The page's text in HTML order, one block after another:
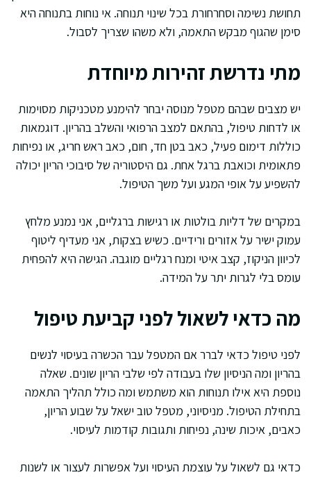
תחושת נשימה וסחרחורת בכל שינוי תנוחה. אי נוחות בתנוחה היא
סימן שהגוף מבקש התאמה, ולא משהו שצריך לסבול.
מתי נדרשת זהירות מיוחדת
יש מצבים שבהם מטפל מנוסה יבחר להימנע מטכניקות מסוימות
או לדחות טיפול, בהתאם למצב הרפואי והשלב בהריון. דוגמאות
כוללות דימום פעיל, כאב בטן חד, חום, כאב ראש חריג, או נפיחות
פתאומית וכואבת ברגל אחת. גם היסטוריה של סיבוכי הריון יכולה
להשפיע על אופי המגע ועל משך הטיפול.
במקרים של דליות בולטות או רגישות ברגליים, אני נמנע מלחץ
עמוק ישיר על אזורים ורידיים. כשיש בצקות, אני מעדיף ליטוף
לכיוון הניקוז, קצב איטי ומנח רגליים מוגבה. הגישה היא להפחית
עומס בלי לגרות יתר על המידה.
מה כדאי לשאול לפני קביעת טיפול
לפני טיפול כדאי לברר אם המטפל עבר הכשרה בעיסוי לנשים
בהריון ומה הניסיון שלו בעבודה לפי שלבי הריון שונים. שאלה
נוספת היא אילו תנוחות הוא משתמש ומה כולל תהליך התאמה
בתחילת הטיפול. מניסיוני, מטפל טוב ישאל על שבוע הריון,
כאבים, איכות שינה, נפיחות ותגובות קודמות לעיסוי.
כדאי גם לשאול על עוצמת העיסוי ועל אפשרות לעצור או לשנות